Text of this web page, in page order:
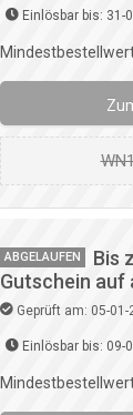
Einlösbar bis: 31-
ABGELAUFEN
Bis
Gutschein auf
Geprüft am: 05-01-
Einlösbar bis: 09-